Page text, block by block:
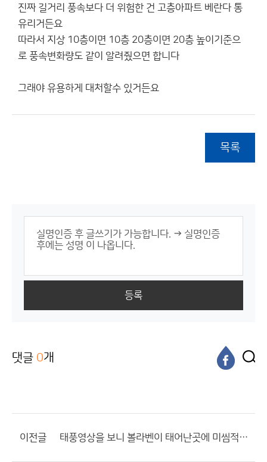
진짜 길거리 풍속보다 더 위험한 건 고층아파트 베란다 통
유리거든요
따라서 지상 10층이면 10층 20층이면 20층 높이기준으
로 풍속변화량도 같이 알려줬으면 합니다
그래야 유용하게 대처할수 있거든요
목록
등록
댓글 0개
이전글 태풍영상을 보니 볼라벤이 태어난곳에 미씸적은 현상이 일어나네요.